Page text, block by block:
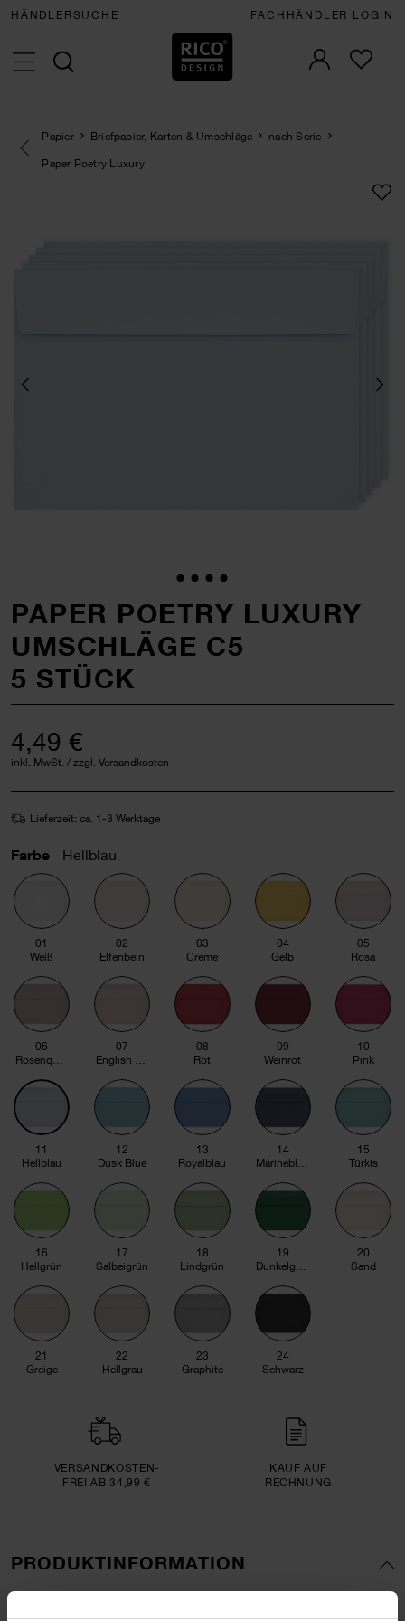
HÄNDLERSUCHE FACHHÄNDLER LOGIN
Eine Kategorie zurück navigieren
Papier Briefpapier, Karten & Umschläge
nach Serie
Paper Poetry Luxury
PAPER POETRY LUXURY
UMSCHLÄGE C5
5 STÜCK
4,49 €
inkl. MwSt. / zzgl. Versandkosten
Lieferzeit: ca. 1-3 Werktage
Farbe Hellblau
01
Weiß
02
Elfenbein
03
Creme
04
Gelb
05
Rosa
06
07
08
Rot
09
Weinrot
10
Pink
11
Hellblau
12
Dusk Blue
13
Royalblau
14
15
Türkis
16
Hellgrün
17
Salbeigrün
18
Lindgrün
19
20
Sand
21
Greige
22
Hellgrau
23
Graphite
24
Schwarz
VERSAND­KOSTEN­
FREI AB 34,99 €
KAUF AUF
RECHNUNG
PRODUKTINFORMATION